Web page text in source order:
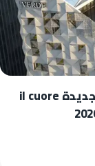
مول الكور فيردي العاصمة الادارية الجديدة il cuore